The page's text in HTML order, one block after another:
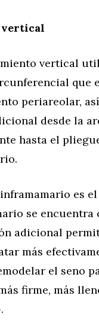
vertical
vertical
que
periareolar,
desde la
hasta el
es
se encuentra
adicional
más
el seno
firme, más